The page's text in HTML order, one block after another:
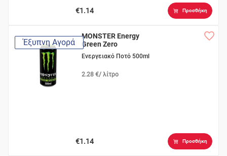
€1.14 Προσθήκη
Έξυπνη Αγορά
MONSTER Energy
Green Zero
Ενεργειακό Ποτό 500ml
2.28 €/ λίτρο
€1.14 Προσθήκη